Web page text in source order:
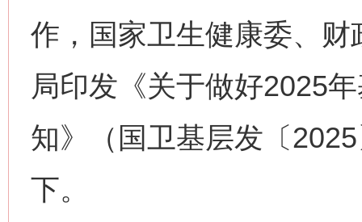
作，国家卫生健康委、
局印发《关于做好2025
知》（国卫基层发〔
下。